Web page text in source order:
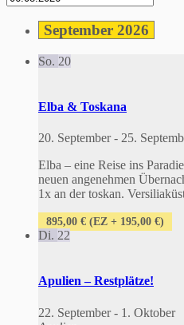
September 2026
So. 20
Elba & Toskana
20. September- 25.
Elba – eine Reise ins
neuen angenehmen
1x an der toskan.
895,00 € (EZ + 195,00 €)
Di. 22
Apulien – Restplätze!
22. September- 1. Oktober